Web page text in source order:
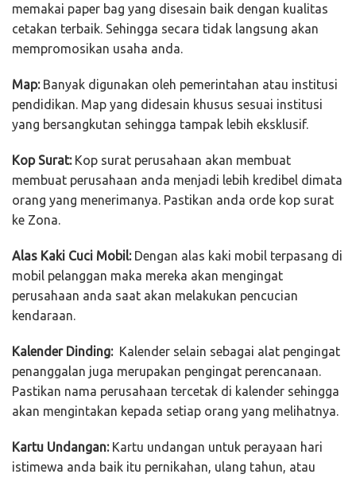
memakai paper bag yang disesain baik dengan kualitas
cetakan terbaik. Sehingga secara tidak langsung akan
mempromosikan usaha anda.
Map:Banyak digunakan oleh pemerintahan atau institusi
pendidikan. Map yang didesain khusus sesuai institusi
yang bersangkutan sehingga tampak lebih eksklusif.
Kop Surat:Kop surat perusahaan akan membuat
membuat perusahaan anda menjadi lebih kredibel dimata
orang yang menerimanya. Pastikan anda orde kop surat
ke Zona.
Alas Kaki Cuci Mobil:Dengan alas kaki mobil terpasang di
mobil pelanggan maka mereka akan mengingat
perusahaan anda saat akan melakukan pencucian
kendaraan.
Kalender Dinding:Kalender selain sebagai alat pengingat
penanggalan juga merupakan pengingat perencanaan.
Pastikan nama perusahaan tercetak di kalender sehingga
akan mengintakan kepada setiap orang yang melihatnya.
Kartu Undangan:Kartu undangan untuk perayaan hari
istimewa anda baik itu pernikahan, ulang tahun, atau